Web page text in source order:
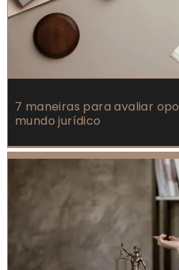
7 maneiras para avaliar
mundo jurídico